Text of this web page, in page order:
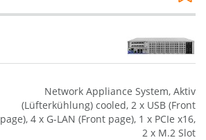
Network Appliance System, Aktiv
(Lüfterkühlung) cooled, 2 x USB (Front
page), 4 x G-LAN (Front page), 1 x PCIe x16,
2 x M.2 Slot